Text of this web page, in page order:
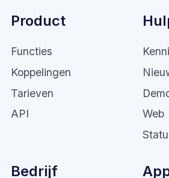
Product
Functies
Koppelingen
Tarieven
API
Web
Bedrijf